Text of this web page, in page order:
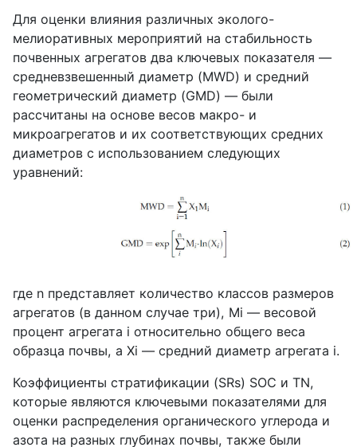
Для оценки влияния различных эколого-
мелиоративных мероприятий на стабильность
почвенных агрегатов два ключевых показателя —
средневзвешенный диаметр (MWD) и средний
геометрический диаметр (GMD) — были
рассчитаны на основе весов макро- и
микроагрегатов и их соответствующих средних
диаметров с использованием следующих
уравнений:
где n представляет количество классов размеров
агрегатов (в данном случае три), Mi — весовой
процент агрегата i относительно общего веса
образца почвы, а Xi — средний диаметр агрегата i.
Коэффициенты стратификации (SRs) SOC и TN,
которые являются ключевыми показателями для
оценки распределения органического углерода и
азота на разных глубинах почвы, также были